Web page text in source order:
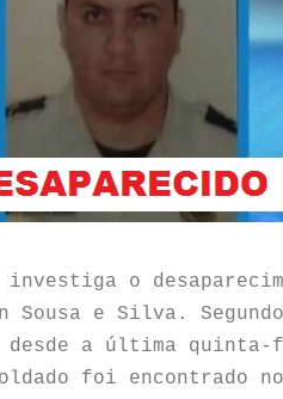
o
e Silva.
a última quinta-
foi encontrado